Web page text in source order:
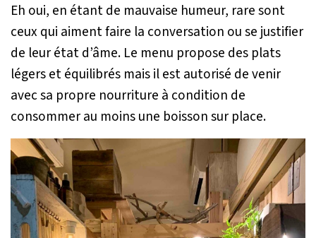
Eh oui, en étant de mauvaise humeur, rare sont
ceux qui aiment faire la conversation ou se justifier
de leur état d’âme. Le menu propose des plats
légers et équilibrés mais il est autorisé de venir
avec sa propre nourriture à condition de
consommer au moins une boisson sur place.